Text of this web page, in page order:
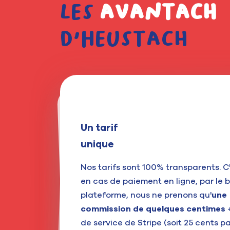
Les avantach
d'Heustach
Un tarif
unique
Nos tarifs sont 100% transparents.
en cas de paiement en ligne, par le
plateforme, nous ne prenons qu'une
commission de quelques centimes
de service de Stripe (soit 25 cents
Moins cher
Parmi toutes les solutions de
existantes pour le click and collect
vous propose Heustach est moins
TPE. Quand un client règle ses
Votre marge
Il n'y aaucuns frais cachés chez
prélevés. Sur chaque achat,
sans abonnement
Nousne facturons aucun
ne payez que lorsque vos clients
service.Si ces derniers ne passent